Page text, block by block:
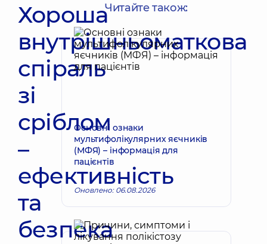
Хороша
внутрішньоматкова
спіраль
зі
сріблом
–
ефективність
та
безпека
Читайте також:
Основні ознаки
мультифолікулярних яєчників
(МФЯ) – інформація для
пацієнтів
Оновлено: 06.08.2026